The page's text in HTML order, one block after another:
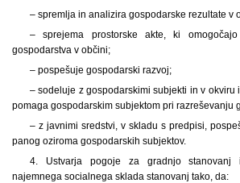
– spremlja in analizira gospodarske rezultate v
– sprejema prostorske akte, ki
gospodarstva v občini;
– pospešuje gospodarski razvoj;
– sodeluje z gospodarskimi subjekti in v okviru
pomaga gospodarskim subjektom pri razreševanju
– z javnimi sredstvi, v skladu s predpisi,
panog oziroma gospodarskih subjektov.
4. Ustvarja pogoje za gradnjo stanovanj
najemnega socialnega sklada stanovanj tako, da: